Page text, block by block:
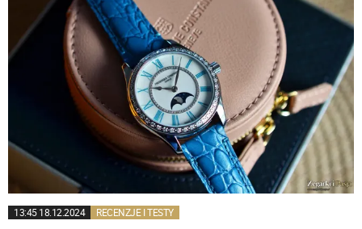
13:45 18.12.2024 RECENZJE I TESTY